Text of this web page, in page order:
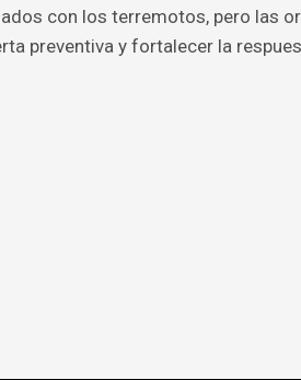
con los terremotos, pero las
preventiva y fortalecer la